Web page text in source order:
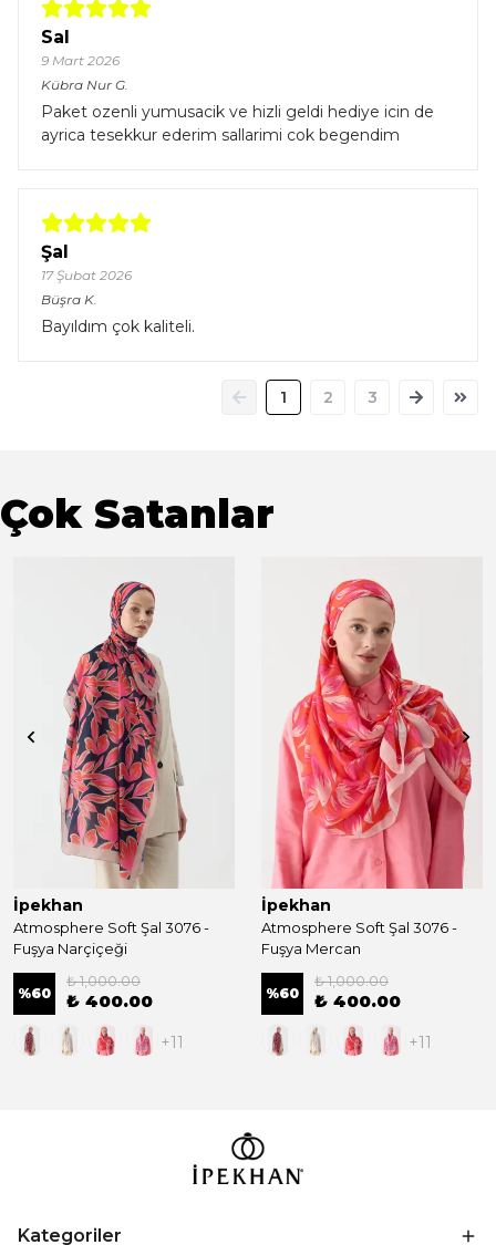
Sal
9 Mart 2026
Kübra Nur G.
Paket ozenli yumusacik ve hizli geldi hediye icin de
ayrica tesekkur ederim sallarimi cok begendim
Şal
17 Şubat 2026
Büşra K.
Bayıldım çok kaliteli.
1 2 3
Çok Satanlar
İpekhan
Atmosphere Soft Şal 3076 -
Fuşya Narçiçeği
%60
₺ 1,000.00
₺ 400.00
+11
İpekhan
Atmosphere Soft Şal 3076 -
Fuşya Mercan
%60
₺ 1,000.00
₺ 400.00
+11
Kategoriler